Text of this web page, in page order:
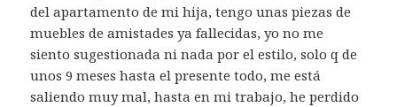
del apartamento de mi hija, tengo unas piezas de
muebles de amistades ya fallecidas, yo no me
siento sugestionada ni nada por el estilo, solo q de
unos 9 meses hasta el presente todo, me está
saliendo muy mal, hasta en mi trabajo, he perdido